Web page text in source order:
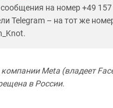
на номер +49
Telegram – на тот же
компании Meta (владеет
в России.